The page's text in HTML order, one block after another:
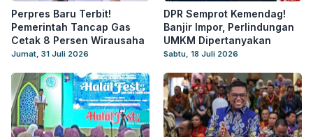
Perpres Baru Terbit!
Pemerintah Tancap Gas
Cetak 8 Persen Wirausaha
Jumat, 31 Juli 2026
DPR Semprot Kemendag!
Banjir Impor, Perlindungan
UMKM Dipertanyakan
Sabtu, 18 Juli 2026